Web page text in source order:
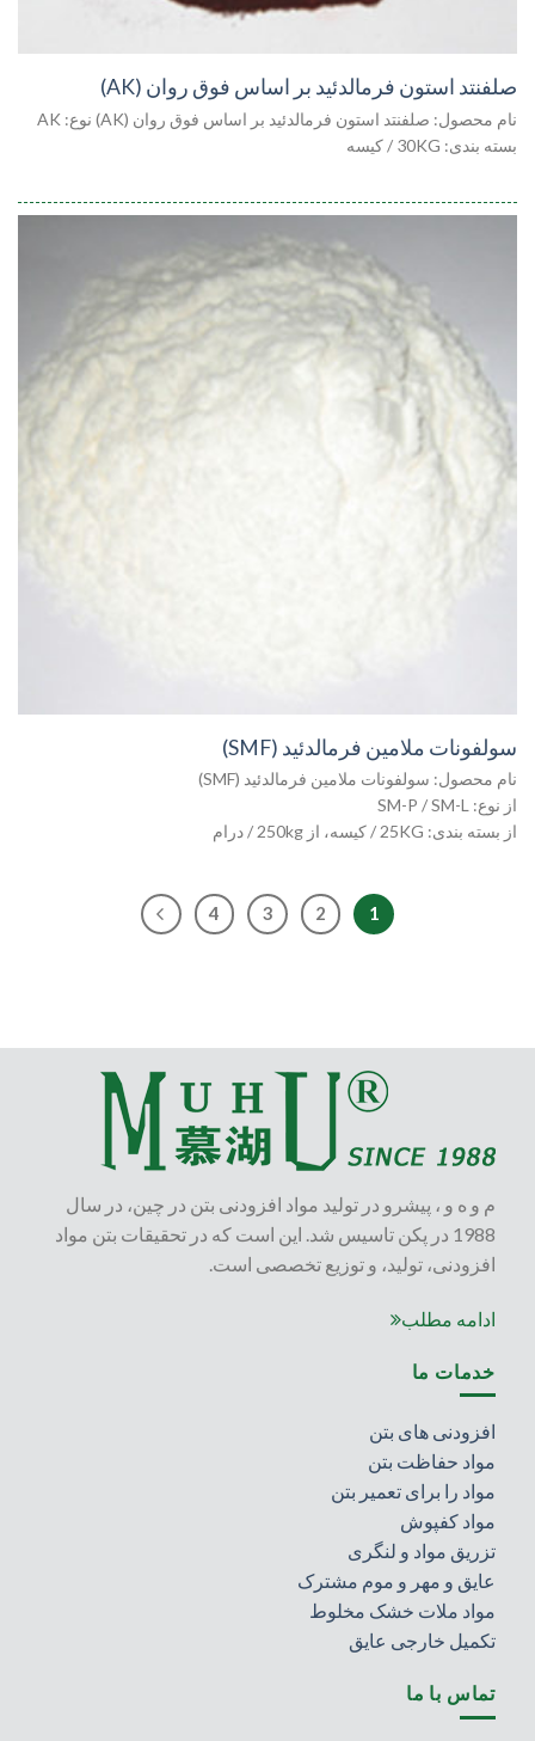
صلفنتد استون فرمالدئید بر اساس فوق روان (AK)
نام محصول: صلفنتد استون فرمالدئید بر اساس فوق روان (AK) نوع: AK
بسته بندی: 30KG / کیسه
سولفونات ملامین فرمالدئید (SMF)
نام محصول: سولفونات ملامین فرمالدئید (SMF)
از نوع: SM-P / SM-L
از بسته بندی: 25KG / کیسه، از 250kg / درام
1
2
3
4
م و ه و ، پیشرو در تولید مواد افزودنی بتن در چین، در سال
1988 در پکن تاسیس شد. این است که در تحقیقات بتن مواد
افزودنی، تولید، و توزیع تخصصی است.
ادامه مطلب
خدمات ما
افزودنی های بتن
مواد حفاظت بتن
مواد را برای تعمیر بتن
مواد کفپوش
تزریق مواد و لنگری
عایق و مهر و موم مشترک
مواد ملات خشک مخلوط
تکمیل خارجی عایق
تماس با ما